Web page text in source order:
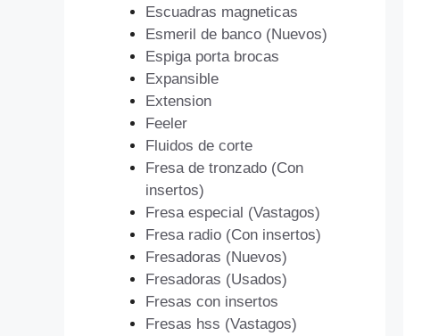
Escuadras magneticas
Esmeril de banco (Nuevos)
Espiga porta brocas
Expansible
Extension
Feeler
Fluidos de corte
Fresa de tronzado (Con
insertos)
Fresa especial (Vastagos)
Fresa radio (Con insertos)
Fresadoras (Nuevos)
Fresadoras (Usados)
Fresas con insertos
Fresas hss (Vastagos)